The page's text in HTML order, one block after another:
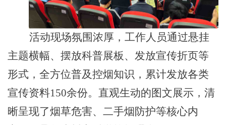
活动现场氛围浓厚，工作人员通过悬挂
主题横幅、摆放科普展板、发放宣传折页等
形式，全方位普及控烟知识，累计发放各类
宣传资料150余份。直观生动的图文展示，清
晰呈现了烟草危害、二手烟防护等核心内